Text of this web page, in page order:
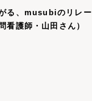
る、musubiのリレー
看護師・山田さん）